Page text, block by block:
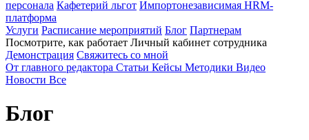
персонала Кафетерий льгот Импортонезависимая HRM-
платформа
Услуги Расписание мероприятий Блог Партнерам
Посмотрите, как работает Личный кабинет сотрудника
Демонстрация Свяжитесь со мной
От главного редактора Статьи Кейсы Методики Видео
Новости Все
Блог